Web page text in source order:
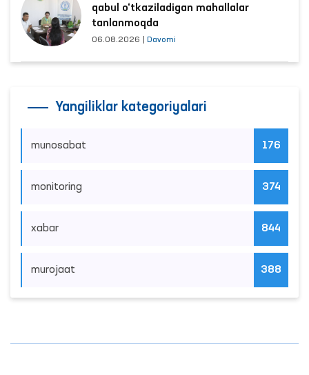
qabul o‘tkaziladigan mahallalar
tanlanmoqda
06.08.2026 Davomi
Yangiliklar kategoriyalari
munosabat 176
monitoring 374
xabar 844
murojaat 388